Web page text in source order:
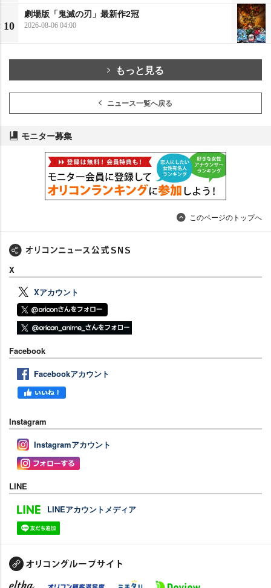
10
劇場版「鬼滅の刃」最新作2冠
2026-08-06 04:00
もっと見る
ニュース一覧へ戻る
モニター募集
このページのトップへ
X
Xアカウント
Facebook
Facebookアカウント
Instagram
Instagramアカウント
LINE
LINEアカウントメディア